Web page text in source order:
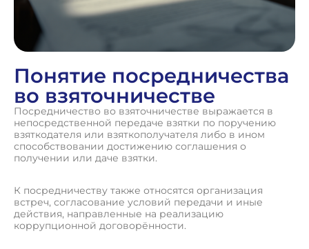
Понятие посредничества
во взяточничестве
Посредничество во взяточничестве выражается в
непосредственной передаче взятки по поручению
взяткодателя или взяткополучателя либо в ином
способствовании достижению соглашения о
получении или даче взятки.
К посредничеству также относятся организация
встреч, согласование условий передачи и иные
действия, направленные на реализацию
коррупционной договорённости.